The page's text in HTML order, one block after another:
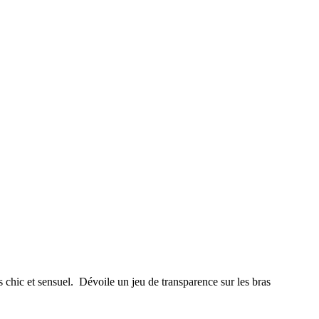
chic et sensuel. Dévoile un jeu de transparence sur les bras